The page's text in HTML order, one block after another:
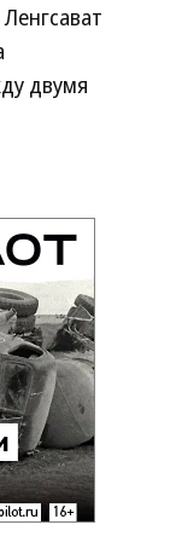
двумя